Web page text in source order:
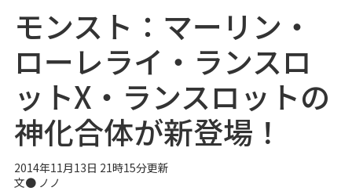
モンスト：マーリン・
ローレライ・ランスロ
ットX・ランスロットの
神化合体が新登場！
2014年11月13日 21時15分更新
文● ノノ